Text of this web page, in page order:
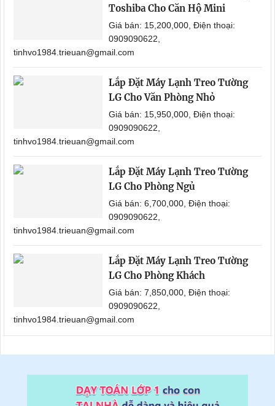
Toshiba Cho Căn Hộ Mini
Giá bán: 15,200,000, Điện thoại:
0909090622,
tinhvo1984.trieuan@gmail.com
Lắp Đặt Máy Lạnh Treo Tường
LG Cho Văn Phòng Nhỏ
Giá bán: 15,950,000, Điện thoại:
0909090622,
tinhvo1984.trieuan@gmail.com
Lắp Đặt Máy Lạnh Treo Tường
LG Cho Phòng Ngủ
Giá bán: 6,700,000, Điện thoại:
0909090622,
tinhvo1984.trieuan@gmail.com
Lắp Đặt Máy Lạnh Treo Tường
LG Cho Phòng Khách
Giá bán: 7,850,000, Điện thoại:
0909090622,
tinhvo1984.trieuan@gmail.com